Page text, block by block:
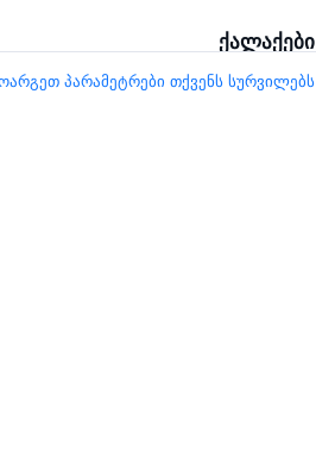
ქალაქები
პარამეტრები თქვენს სურვილებს